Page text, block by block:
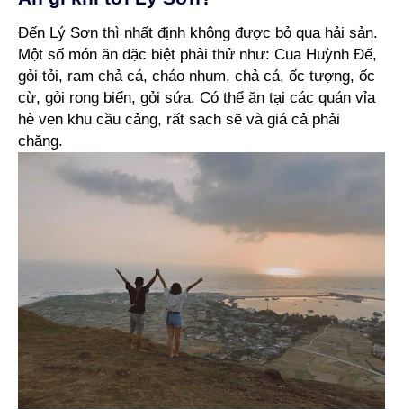
Đến Lý Sơn thì nhất định không được bỏ qua hải sản.
Một số món ăn đặc biệt phải thử như: Cua Huỳnh Đế,
gỏi tỏi, ram chả cá, cháo nhum, chả cá, ốc tượng, ốc
cừ, gỏi rong biển, gỏi sứa. Có thể ăn tại các quán vỉa
hè ven khu cầu cảng, rất sạch sẽ và giá cả phải
chăng.